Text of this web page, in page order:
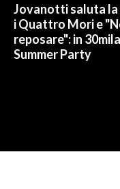
Jovanotti saluta la
i Quattro Mori e
reposare": in
Summer Party